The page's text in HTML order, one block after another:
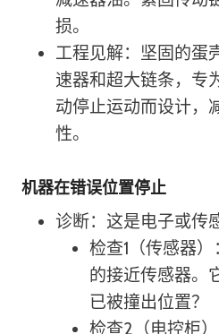
损。
工程见解：坚固的蛋
速器和超大链条，专
动停止运动而设计，
性。
机器在错误位置停止
诊断：这是电子或传
检查1（传感器
的接近传感器。
已被撞出位置？
检查2（电控柜